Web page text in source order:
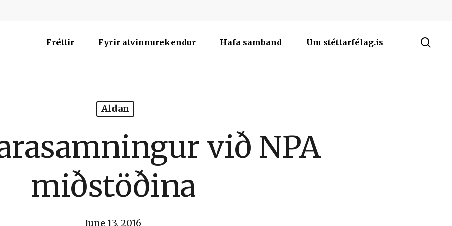
Fréttir Fyrir atvinnurekendur Hafa samband Um stéttarfélag.is
Aldan
við NPA
miðstöðina
June 13, 2016